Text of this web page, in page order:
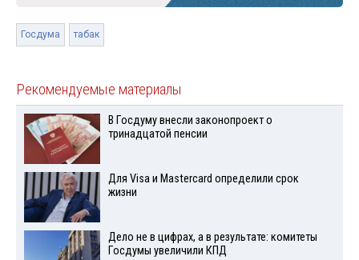
Госдума табак
Рекомендуемые материалы
В Госдуму внесли законопроект о
тринадцатой пенсии
Для Visа и Mastercard определили срок
жизни
Дело не в цифрах, а в результате: комитеты
Госдумы увеличили КПД